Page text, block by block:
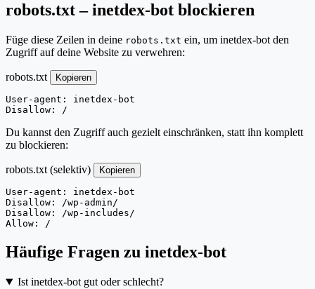
robots.txt – inetdex-bot blockieren
Füge diese Zeilen in deine robots.txt ein, um inetdex-bot den
Zugriff auf deine Website zu verwehren:
robots.txt Kopieren
User-agent: inetdex-bot
Disallow: /
Du kannst den Zugriff auch gezielt einschränken, statt ihn komplett
zu blockieren:
robots.txt (selektiv) Kopieren
User-agent: inetdex-bot
Disallow: /wp-admin/
Disallow: /wp-includes/
Allow: /
Häufige Fragen zu inetdex-bot
Ist inetdex-bot gut oder schlecht?